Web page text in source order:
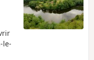
le-